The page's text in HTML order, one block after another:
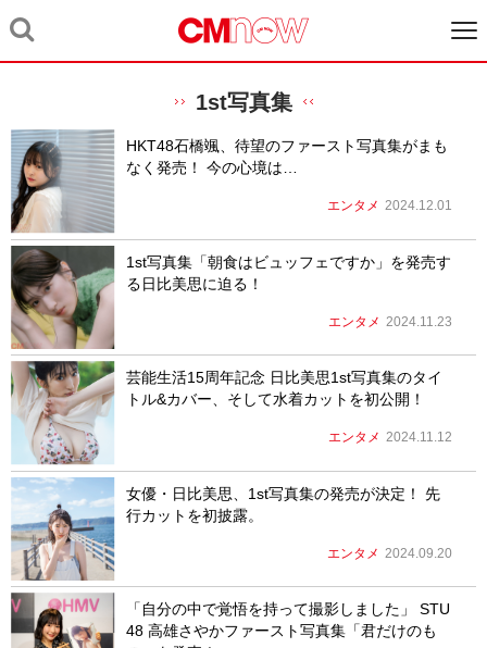
1st写真集
HKT48石橋颯、待望のファースト写真集がまも
なく発売！ 今の心境は…
エンタメ 2024.12.01
1st写真集「朝食はビュッフェですか」を発売す
る日比美思に迫る！
エンタメ 2024.11.23
芸能生活15周年記念 ⽇⽐美思1st写真集のタイ
トル&カバー、そして⽔着カットを初公開！
エンタメ 2024.11.12
女優・日比美思、1st写真集の発売が決定！ 先
行カットを初披露。
エンタメ 2024.09.20
「自分の中で覚悟を持って撮影しました」 STU
48 高雄さやかファースト写真集「君だけのも